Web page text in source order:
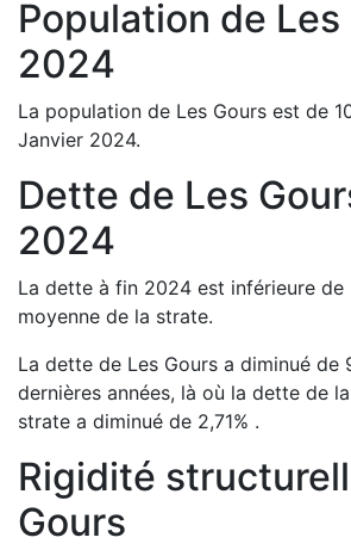
Population de Les
2024
La population de Les Gours est de
Janvier 2024.
Dette de Les
2024
La dette à fin 2024 est inférieure de
moyenne de la strate.
La dette de Les Gours a diminué de
dernières années, là où la dette de
strate a diminué de 2,71% .
Rigidité
Gours